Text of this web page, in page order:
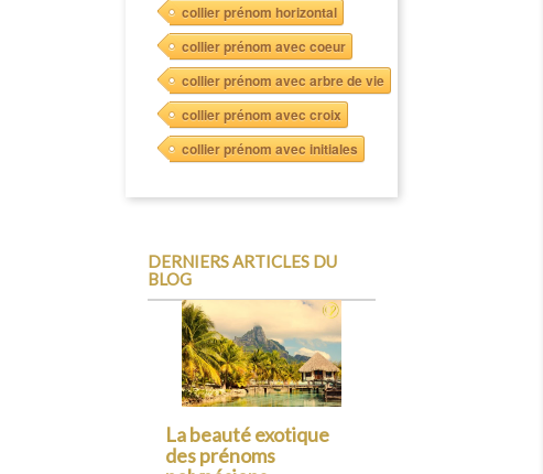
collier prénom horizontal
collier prénom avec coeur
collier prénom avec arbre de vie
collier prénom avec croix
collier prénom avec initiales
DERNIERS ARTICLES DU
BLOG
Les prénoms
normands : un voyage